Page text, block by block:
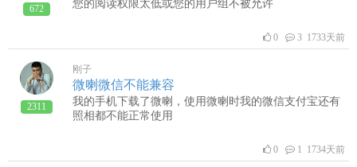
672 您的阅读权限太低或您的用户组不被允许
0 3 1733天前
2311
刚子
微喇微信不能兼容
我的手机下载了微喇，使用微喇时我的微信支付宝还有
照相都不能正常使用
0 1 1734天前